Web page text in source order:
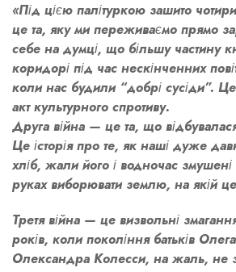
«Під цією палітуркою зашито
це та, яку ми переживаємо прямо
себе на думці, що більшу частину
коридорі під час нескінченних
коли нас будили “добрі сусіди”.
акт культурного спротиву.
Друга війна — це та, що відбувалася
Це історія про те, як наші дуже
хліб, жали його і водночас
руках виборювати землю, на якій
Третя війна — це визвольні
років, коли покоління батьків
Олександра Колесси, на жаль, не